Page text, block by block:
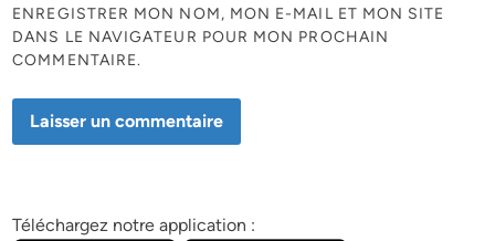
ENREGISTRER MON NOM, MON E-MAIL ET MON SITE
DANS LE NAVIGATEUR POUR MON PROCHAIN
COMMENTAIRE.
Téléchargez notre application :